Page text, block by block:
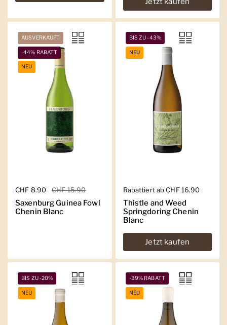
Regulärer Preis
CHF 8.90 Sale-Preis
CHF 15.90
Saxenburg Guinea Fowl
Chenin Blanc
AUSVERKAUFT
-44% RABATT
NEU
Regulärer Preis
Rabattiert ab CHF 16.90
Thistle and Weed
Springdoring Chenin
Blanc
Jetzt kaufen
BIS ZU -43%
NEU
BIS ZU -20%
NEU
-39% RABATT
NEU